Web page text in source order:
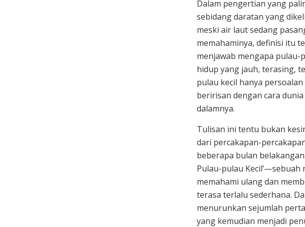
Dalam pengertian yang
sebidang daratan yang
meski air laut sedang
memahaminya, definisi itu
menjawab mengapa pulau-
hidup yang jauh, terasing,
pulau kecil hanya
beririsan dengan cara
dalamnya.
Tulisan ini tentu bukan
dari percakapan-
beberapa bulan
Pulau-pulau
memahami ulang dan
terasa terlalu sederhana.
menurunkan sejumlah
yang kemudian menjadi